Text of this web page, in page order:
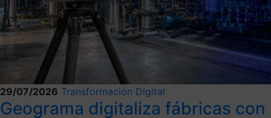
29/07/2026 Transformación Digital
Geograma digitaliza fábricas con